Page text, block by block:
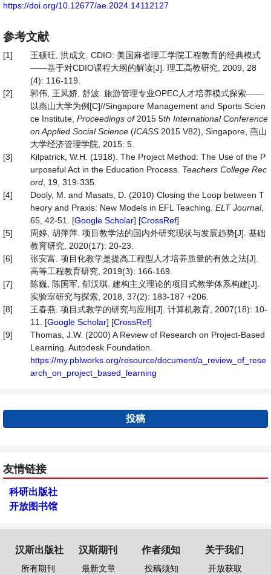
https://doi.org/10.12677/ae.2024.14112127
参考文献
[1]
王硕旺, 洪成文. CDIO: 美国麻省理工学院工程教育的经典模式
——基于对CDIO课程大纲的解读[J]. 理工高教研究, 2009, 28
(4): 116-119.
[2]
郭伟, 王凤娇, 舒波. 旅游管理专业OPEC人才培养模式探索——
以燕山大学为例[C]//Singapore Management and Sports Scien
ce Institute, Proceedings of 2015 5th International Conference
on Applied Social Science (ICASS 2015 V82), Singapore, 燕山
大学经济管理学院, 2015: 5.
[3]
Kilpatrick, W.H. (1918). The Project Method: The Use of the P
urposeful Act in the Education Process. Teachers College Rec
ord , 19, 319-335.
[4]
Dooly, M. and Masats, D. (2010) Closing the Loop between T
heory and Praxis: New Models in EFL Teaching. ELT Journal,
65, 42-51. [Google Scholar] [CrossRef]
[5]
周婷, 胡萍萍. 项目教学法的国内外研究现状与发展趋势[J]. 基础
教育研究, 2020(17): 20-23.
[6]
张安富. 项目化教学是提高工程型人才培养质量的有效之法[J].
高等工程教育研究, 2019(3): 166-169.
[7]
陈巍, 陈国军, 郁汉琪. 建构主义理论的项目式教学体系构建[J].
实验室研究与探索, 2018, 37(2): 183-187 +206.
[8]
王春燕. 项目式教学的研究与应用[J]. 计算机教育, 2007(18): 10-
11. [Google Scholar] [CrossRef]
[9]
Thomas, J.W. (2000) A Review of Research on Project-Based
Learning. Autodesk Foundation.
https://my.pblworks.org/resource/document/a_review_of_rese
arch_on_project_based_learning
投稿
友情链接
科研出版社
开放图书馆
汉斯出版社
所有期刊
汉斯期刊
最新文章
作者须知
投稿须知
关于我们
开放获取